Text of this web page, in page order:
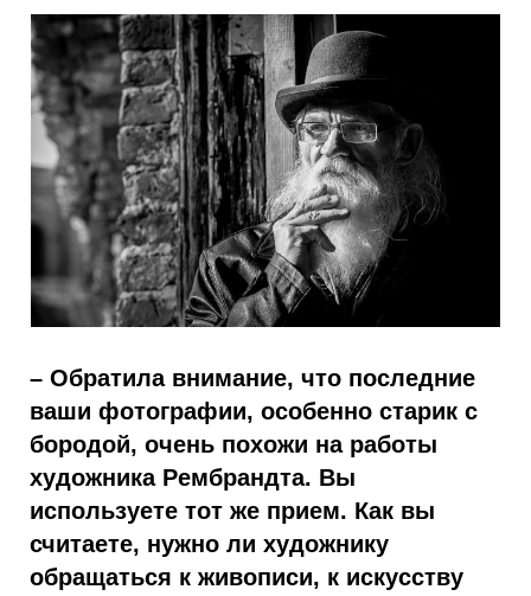
– Обратила внимание, что последние
ваши фотографии, особенно старик с
бородой, очень похожи на работы
художника Рембрандта. Вы
используете тот же прием. Как вы
считаете, нужно ли художнику
обращаться к живописи, к искусству